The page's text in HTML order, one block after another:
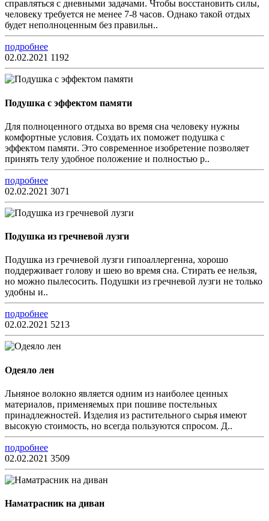
справляться с дневными задачами. Чтобы восстановить силы,
человеку требуется не менее 7-8 часов. Однако такой отдых
будет неполноценным без правильн..
подробнее
02.02.2021 1192
Подушка с эффектом памяти
Для полноценного отдыха во время сна человеку нужны
комфортные условия. Создать их поможет подушка с
эффектом памяти. Это современное изобретение позволяет
принять телу удобное положение и полностью р..
подробнее
02.02.2021 3071
Подушка из гречневой лузги
Подушка из гречневой лузги гипоаллергенна, хорошо
поддерживает голову и шею во время сна. Стирать ее нельзя,
но можно пылесосить. Подушки из гречневой лузги не только
удобны и..
подробнее
02.02.2021 5213
Одеяло лен
Льняное волокно является одним из наиболее ценных
материалов, применяемых при пошиве постельных
принадлежностей. Изделия из растительного сырья имеют
высокую стоимость, но всегда пользуются спросом. Д..
подробнее
02.02.2021 3509
Наматрасник на диван